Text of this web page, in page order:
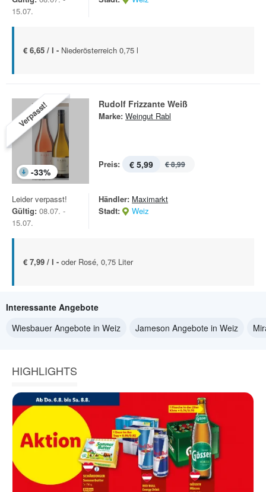
15.07.
€ 6,65 / l - Niederösterreich 0,75 l
Verpasst!
-33%
Rudolf Frizzante Weiß
Marke: Weingut Rabl
Preis: € 5,99 € 8,99
Leider verpasst!
Gültig: 08.07. -
15.07.
Händler: Maximarkt
Stadt:
Weiz
€ 7,99 / l - oder Rosé, 0,75 Liter
Interessante Angebote
Wiesbauer Angebote in Weiz
Jameson Angebote in Weiz
HIGHLIGHTS